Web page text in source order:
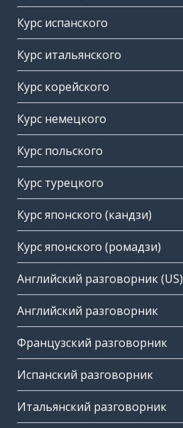
Курс испанского
Курс итальянского
Курс корейского
Курс немецкого
Курс польского
Курс турецкого
Курс японского (кандзи)
Курс японского (ромадзи)
Английский разговорник (US)
Английский разговорник
Французский разговорник
Испанский разговорник
Итальянский разговорник